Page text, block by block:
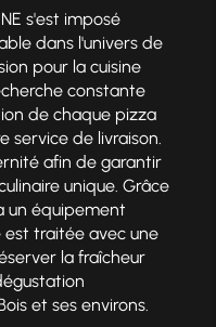
s'est imposé
dans l'univers de
pour la cuisine
constante
de chaque pizza
service de livraison.
afin de garantir
unique. Grâce
un équipement
traitée avec une
la fraîcheur
et ses environs.